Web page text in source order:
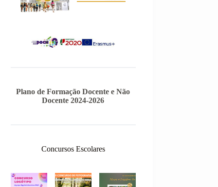
Plano de Formação Docente e Não
Docente 2024-2026
Concursos Escolares